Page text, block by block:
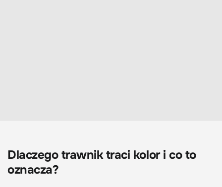
Dlaczego trawnik traci kolor i co to
oznacza?